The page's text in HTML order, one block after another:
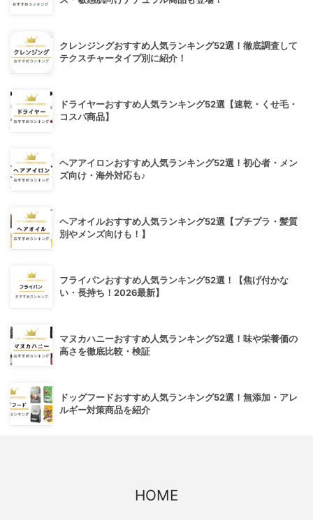
クレンジングおすすめ人気ランキング52選！徹底調査して
テクスチャータイプ別に紹介！
ドライヤーおすすめ人気ランキング52選【速乾・くせ毛・
コスパ商品】
ヘアアイロンおすすめ人気ランキング52選！初心者・メン
ズ向け・海外対応も♪
ヘアオイルおすすめ人気ランキング52選【プチプラ・髪質
別やメンズ向けも！】
フライパンおすすめ人気ランキング52選！【焦げ付かな
い・長持ち！2026最新】
マヌカハニーおすすめ人気ランキング52選！味や栄養価の
高さを徹底比較・検証
ドッグフードおすすめ人気ランキング52選！無添加・アレ
ルギー対策商品を紹介
HOME